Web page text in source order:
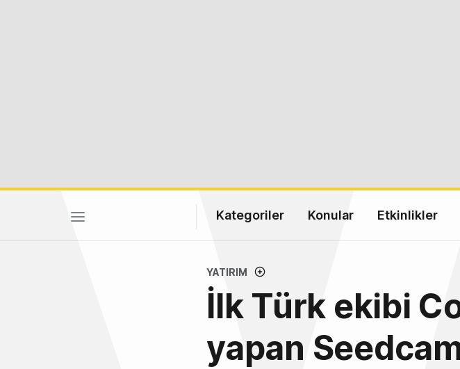
Kategoriler Konular Etkinlikler
YATIRIM
İlk Türk ekibi
yapan